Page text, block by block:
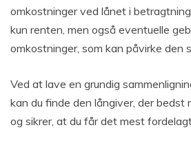
omkostninger ved lånet i
kun renten, men også eventuelle
omkostninger, som kan påvirke den
Ved at lave en grundig
kan du finde den långiver, der bedst
og sikrer, at du får det mest